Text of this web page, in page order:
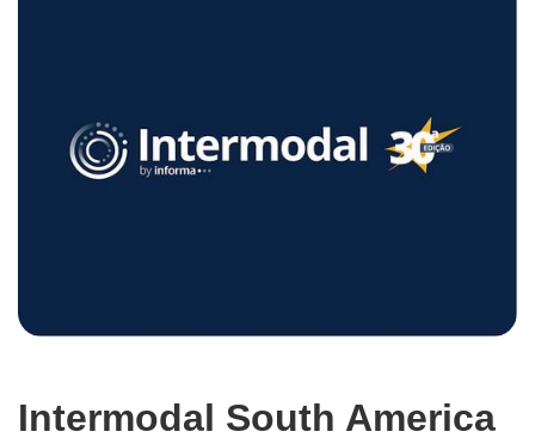
Intermodal South America